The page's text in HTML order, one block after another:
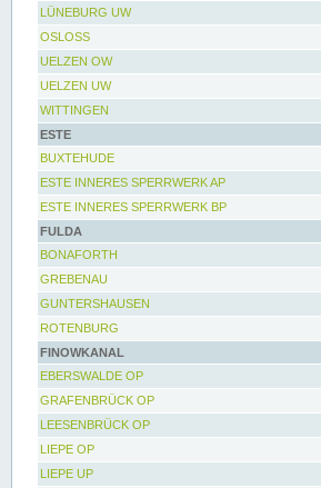
LÜNEBURG UW
OSLOSS
UELZEN OW
UELZEN UW
WITTINGEN
ESTE
BUXTEHUDE
ESTE INNERES SPERRWERK AP
ESTE INNERES SPERRWERK BP
FULDA
BONAFORTH
GREBENAU
GUNTERSHAUSEN
ROTENBURG
FINOWKANAL
EBERSWALDE OP
GRAFENBRÜCK OP
LEESENBRÜCK OP
LIEPE OP
LIEPE UP